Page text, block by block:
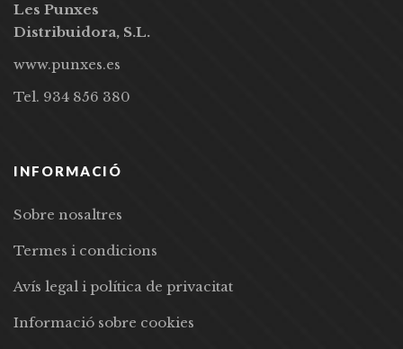
Les Punxes
Distribuidora, S.L.
www.punxes.es
Tel. 934 856 380
INFORMACIÓ
Sobre nosaltres
Termes i condicions
Avís legal i política de privacitat
Informació sobre cookies